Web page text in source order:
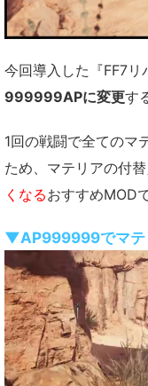
今回導入した『FF7リ
999999APに変更す
1回の戦闘で全てのマ
ため、マテリアの付
くなるおすすめMODで
▼AP999999でマテ
画
プ
レ
ー
ヤ
ー